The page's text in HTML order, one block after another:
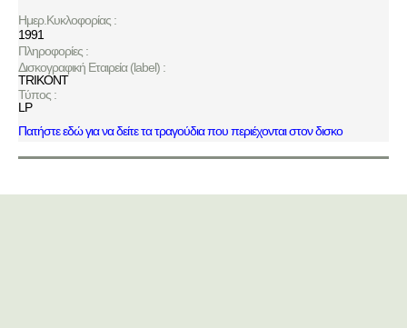
Ημερ.Κυκλοφορίας :
1991
Πληροφορίες :
Δισκογραφική Εταιρεία (label) :
TRIKONT
Τύπος :
LP
Πατήστε εδώ για να δείτε τα τραγούδια που περιέχονται στον δισκο